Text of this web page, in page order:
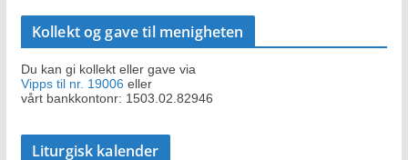
Kollekt og gave til menigheten
Du kan gi kollekt eller gave via
Vipps til nr. 19006 eller
vårt bankkontonr: 1503.02.82946
Liturgisk kalender